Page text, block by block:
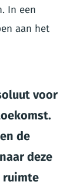
In een
aan het
voor
de
deze
ruimte